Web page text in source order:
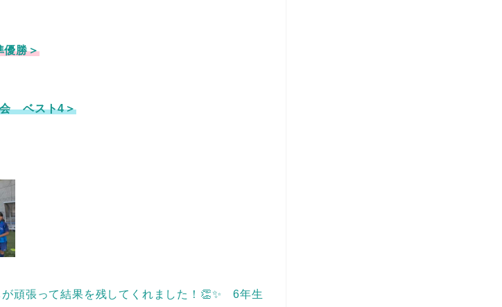
優勝＞
会 ベスト4＞
頑張って結果を残してくれました！👏✨ 6年生